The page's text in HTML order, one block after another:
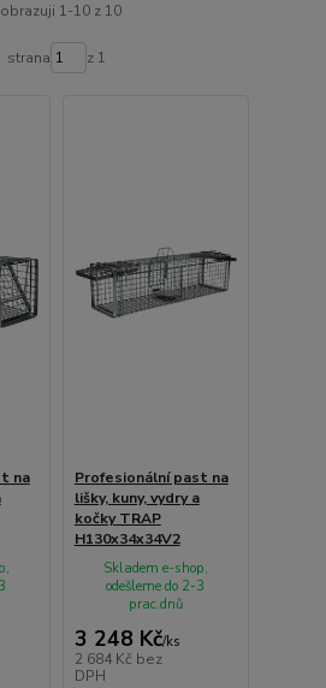
1-10 z 10
strana z 1
na
Profesionální past na
lišky, kuny, vydry a
kočky TRAP
H130x34x34V2
3 248 Kč/ks
2 684 Kč bez
DPH
Skladem e-shop,
odešleme do 2-3
prac.dnů